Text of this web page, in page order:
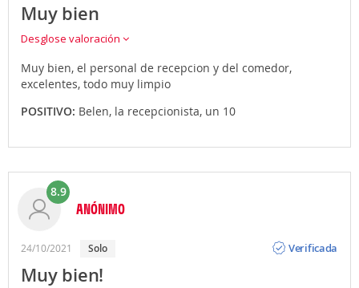
Muy bien
Desglose valoración
Muy bien, el personal de recepcion y del comedor,
excelentes, todo muy limpio
POSITIVO: Belen, la recepcionista, un 10
8.9
ANÓNIMO
24/10/2021 solo
Verificada
Muy bien!